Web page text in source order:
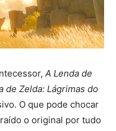
A Lenda de
de Zelda: Lágrimas do
O que pode chocar
o original por tudo